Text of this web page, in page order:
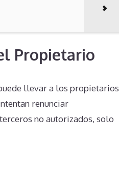
Propietario
llevar a los propietarios
renunciar
no autorizados, solo